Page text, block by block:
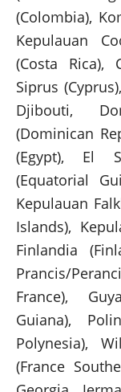
(Colombia),
Kepulauan
(Costa Rica),
Siprus
Djibouti,
(Dominican
(Egypt), El
(Equatorial
Kepulauan
Islands),
Finlandia
Prancis/
France),
Guiana),
Polynesia),
(France